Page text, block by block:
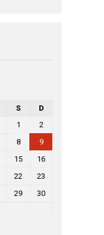
S
D
1
2
8
9
15
16
22
23
29
30